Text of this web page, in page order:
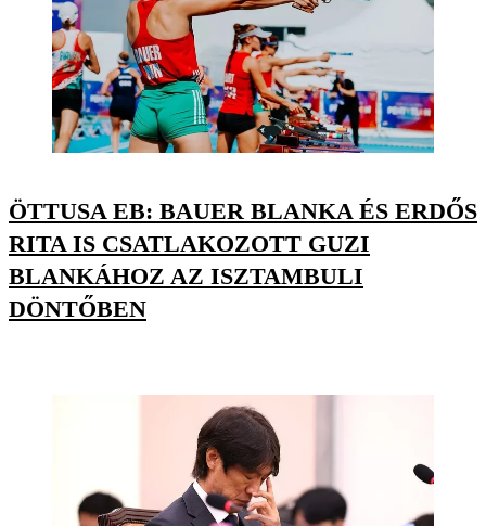
ÖTTUSA EB: BAUER BLANKA ÉS ERDŐS
RITA IS CSATLAKOZOTT GUZI
BLANKÁHOZ AZ ISZTAMBULI
DÖNTŐBEN